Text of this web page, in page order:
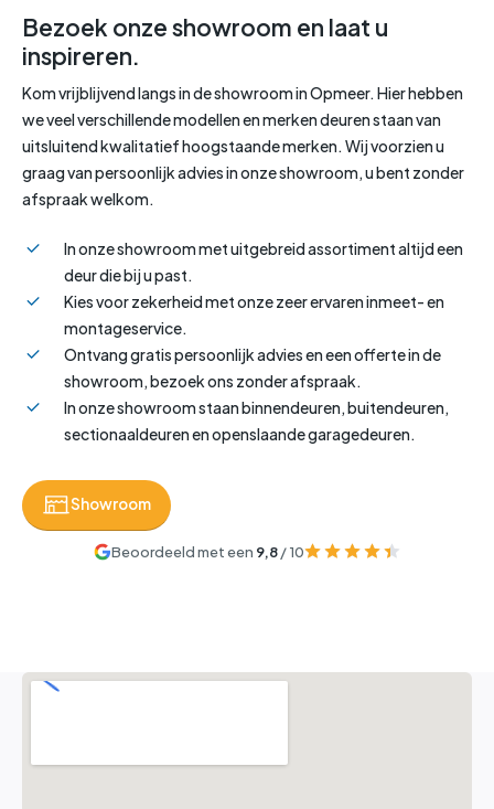
Bezoek onze showroom en laat u
inspireren.
Kom vrijblijvend langs in de showroom in Opmeer. Hier hebben
we veel verschillende modellen en merken deuren staan van
uitsluitend kwalitatief hoogstaande merken. Wij voorzien u
graag van persoonlijk advies in onze showroom, u bent zonder
afspraak welkom.
In onze showroom met uitgebreid assortiment altijd een
deur die bij u past.
Kies voor zekerheid met onze zeer ervaren inmeet- en
montageservice.
Ontvang gratis persoonlijk advies en een offerte in de
showroom, bezoek ons zonder afspraak.
In onze showroom staan binnendeuren, buitendeuren,
sectionaaldeuren en openslaande garagedeuren.
Showroom
Beoordeeld met een 9,8/ 10